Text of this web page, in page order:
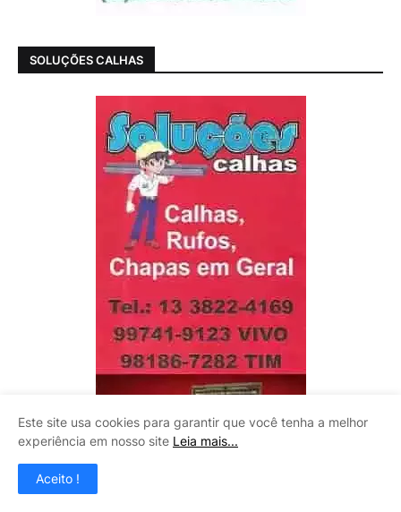
SOLUÇÕES CALHAS
Este site usa cookies para garantir que você tenha a melhor
experiência em nosso site Leia mais...
Aceito !